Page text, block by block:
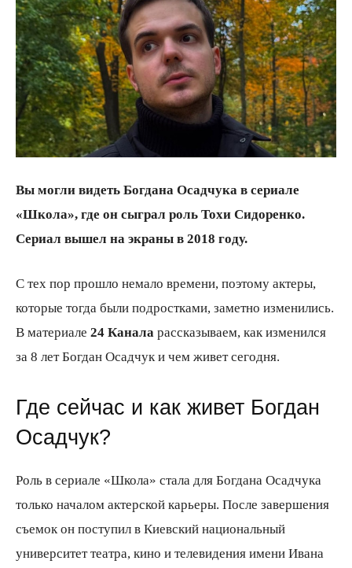
обо
Вы могли видеть Богдана Осадчука в сериале
«Школа», где он сыграл роль Тохи Сидоренко.
Сериал вышел на экраны в 2018 году.
С тех пор прошло немало времени, поэтому актеры,
которые тогда были подростками, заметно изменились.
В материале 24 Канала рассказываем, как изменился
за 8 лет Богдан Осадчук и чем живет сегодня.
Где сейчас и как живет Богдан
Осадчук?
Роль в сериале «Школа» стала для Богдана Осадчука
только началом актерской карьеры. После завершения
съемок он поступил в Киевский национальный
университет театра, кино и телевидения имени Ивана